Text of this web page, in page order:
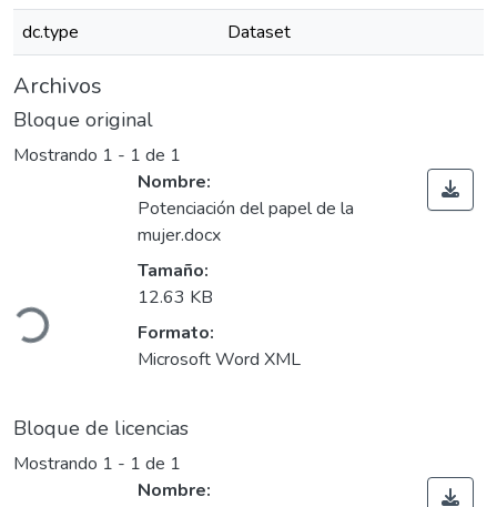
dc.type
Dataset
Archivos
Bloque original
Mostrando 1 - 1 de 1
Nombre:
Potenciación del papel de la
mujer.docx
Tamaño:
12.63 KB
Formato:
Microsoft Word XML
Bloque de licencias
Mostrando 1 - 1 de 1
Nombre: